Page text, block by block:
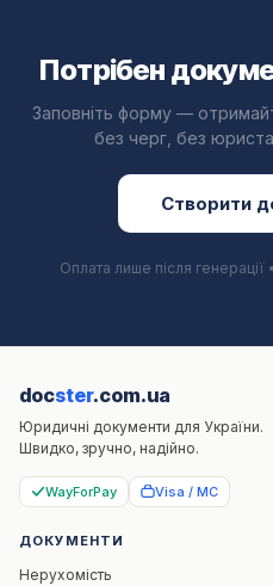
Потрібен
Заповніть форму —
без черг, без
Створити
Оплата лише після генерації
docster.com.ua
Юридичні документи для України.
Швидко, зручно, надійно.
WayForPay Visa / MC
ДОКУМЕНТИ
Нерухомість